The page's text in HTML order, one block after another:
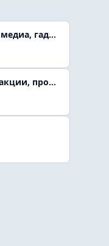
Палач Говорит | IT, медиа, гaджеты, скидки
«Палач» | Скидки, акции, промокоды